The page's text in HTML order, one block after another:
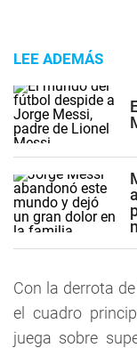
LEE ADEMÁS
Con la derrota
el cuadro
juega sobre